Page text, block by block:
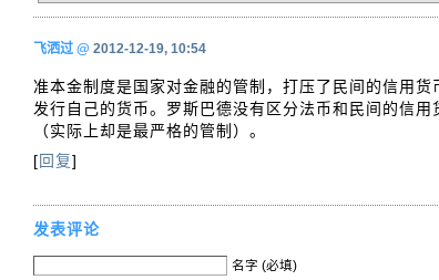
飞洒过 @ 2012-12-19, 10:54
准本金制度是国家对金融的管制，打压了民间的信用
发行自己的货币。罗斯巴德没有区分法币和民间的信
（实际上却是最严格的管制）。
[回复]
发表评论
名字 (必填)